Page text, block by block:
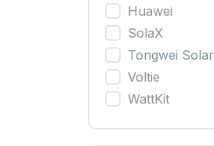
Huawei
SolaX
Tongwei Solar
Voltie
WattKit